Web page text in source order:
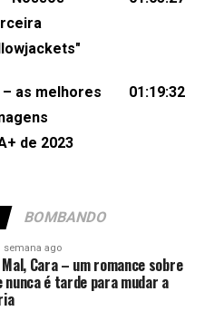
FlorêncioEdição de
– as melhores
de 2023
01:19:32
BOMBANDO
semana ago
Cara – um romance sobre
nunca é tarde para mudar a